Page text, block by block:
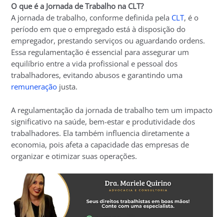
O que é a Jornada de Trabalho na CLT?
A jornada de trabalho, conforme definida pela CLT, é o
período em que o empregado está à disposição do
empregador, prestando serviços ou aguardando ordens.
Essa regulamentação é essencial para assegurar um
equilíbrio entre a vida profissional e pessoal dos
trabalhadores, evitando abusos e garantindo uma
remuneração justa.
A regulamentação da jornada de trabalho tem um impacto
significativo na saúde, bem-estar e produtividade dos
trabalhadores. Ela também influencia diretamente a
economia, pois afeta a capacidade das empresas de
organizar e otimizar suas operações.